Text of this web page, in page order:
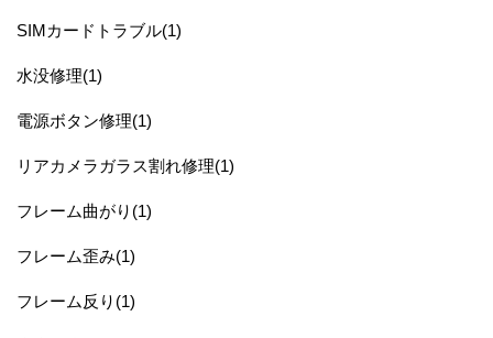
SIMカードトラブル(1)
水没修理(1)
電源ボタン修理(1)
リアカメラガラス割れ修理(1)
フレーム曲がり(1)
フレーム歪み(1)
フレーム反り(1)